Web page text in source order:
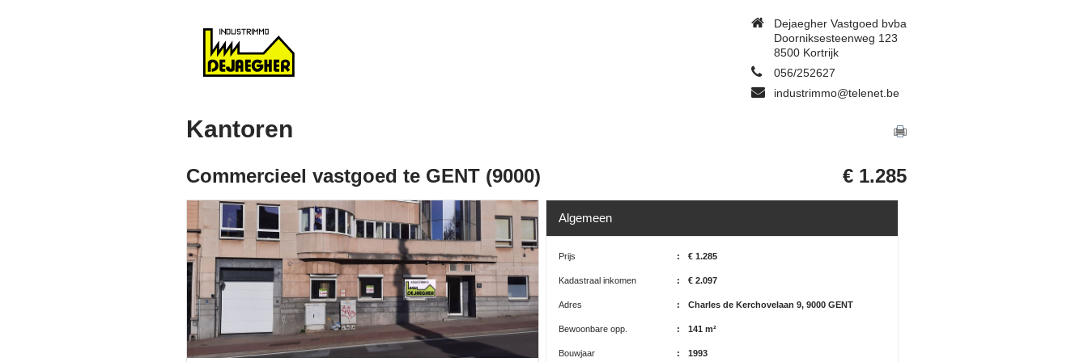
Dejaegher Vastgoed bvba
Doorniksesteenweg 123
8500 Kortrijk
056/252627
industrimmo@telenet.be
Kantoren
Commercieel vastgoed te GENT (9000) € 1.285
Algemeen
Prijs : € 1.285
Kadastraal inkomen : € 2.097
Adres : Charles de Kerchovelaan 9, 9000 GENT
Bewoonbare opp. : 141 m²
Bouwjaar : 1993